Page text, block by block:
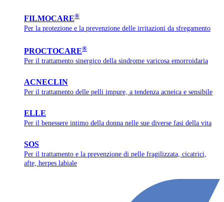
FILMOCARE®
Per la protezione e la prevenzione delle irritazioni da sfregamento
PROCTOCARE®
Per il trattamento sinergico della sindrome varicosa emorroidaria
ACNECLIN
Per il trattamento delle pelli impure, a tendenza acneica e sensibile
ELLE
Per il benessere intimo della donna nelle sue diverse fasi della vita
SOS
Per il trattamento e la prevenzione di pelle fragilizzata, cicatrici,
afte, herpes labiale